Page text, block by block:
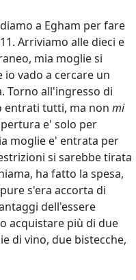
a Egham per fare
Arriviamo alle dieci e
mia moglie si
vado a cercare un
Torno all'ingresso di
entrati tutti, ma non mi
e' solo per
moglie e' entrata per
si sarebbe tirata
ha fatto la spesa,
s'era accorta di
dell'essere
acquistare più di due
di vino, due bistecche,